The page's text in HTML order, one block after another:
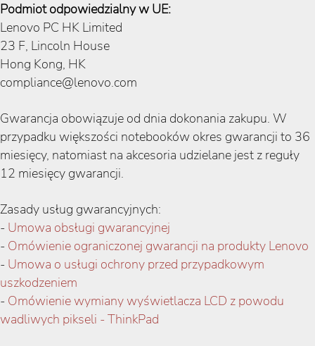
Podmiot odpowiedzialny w UE:
Lenovo PC HK Limited
23 F, Lincoln House
Hong Kong, HK
compliance@lenovo.com
Gwarancja obowiązuje od dnia dokonania zakupu. W
przypadku większości notebooków okres gwarancji to 36
miesięcy, natomiast na akcesoria udzielane jest z reguły
12 miesięcy gwarancji.
Zasady usług gwarancyjnych:
- Umowa obsługi gwarancyjnej
- Omówienie ograniczonej gwarancji na produkty Lenovo
- Umowa o usługi ochrony przed przypadkowym
uszkodzeniem
- Omówienie wymiany wyświetlacza LCD z powodu
wadliwych pikseli - ThinkPad